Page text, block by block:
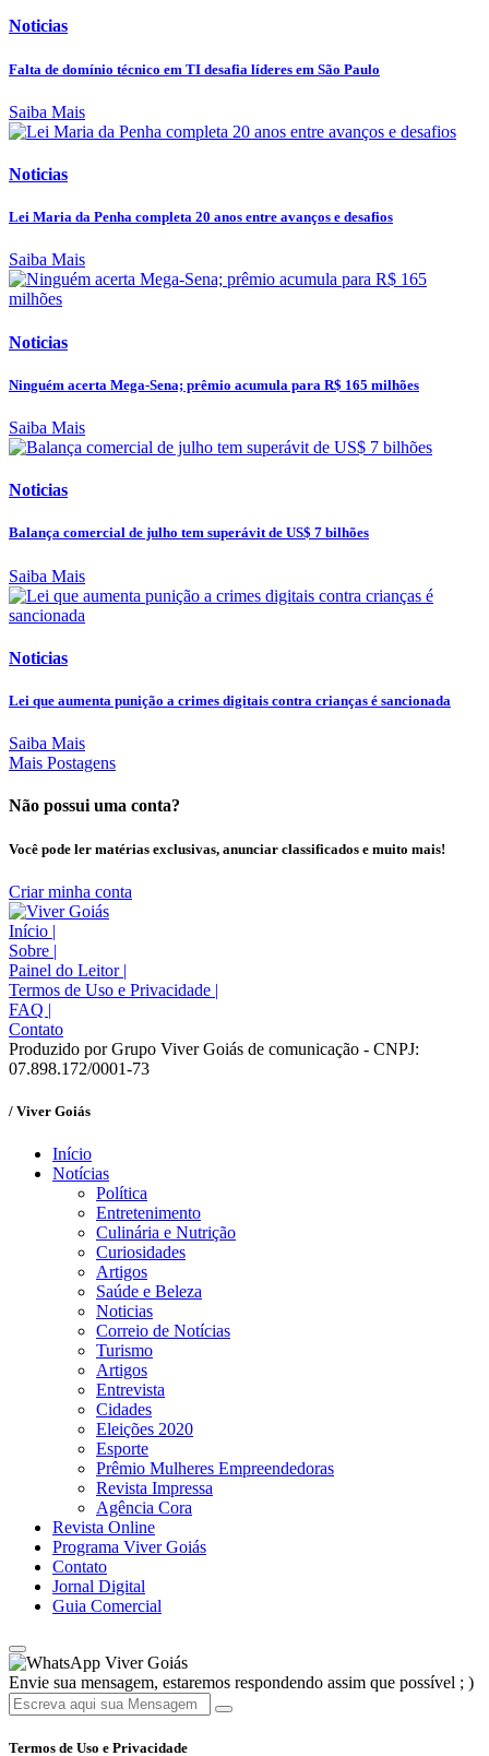
Noticias
Falta de domínio técnico em TI desafia líderes em São Paulo
Saiba Mais
Noticias
Lei Maria da Penha completa 20 anos entre avanços e desafios
Saiba Mais
Noticias
Ninguém acerta Mega-Sena; prêmio acumula para R$ 165 milhões
Saiba Mais
Noticias
Balança comercial de julho tem superávit de US$ 7 bilhões
Saiba Mais
Noticias
Lei que aumenta punição a crimes digitais contra crianças é sancionada
Saiba Mais
Mais Postagens
Não possui uma conta?
Você pode ler matérias exclusivas, anunciar classificados e muito mais!
Criar minha conta
Início |
Sobre |
Painel do Leitor |
Termos de Uso e Privacidade |
FAQ |
Contato
Produzido por Grupo Viver Goiás de comunicação - CNPJ:
07.898.172/0001-73
/ Viver Goiás
Início
Notícias
Política
Entretenimento
Culinária e Nutrição
Curiosidades
Artigos
Saúde e Beleza
Noticias
Correio de Notícias
Turismo
Artigos
Entrevista
Cidades
Eleições 2020
Esporte
Prêmio Mulheres Empreendedoras
Revista Impressa
Agência Cora
Revista Online
Programa Viver Goiás
Contato
Jornal Digital
Guia Comercial
Viver Goiás
Envie sua mensagem, estaremos respondendo assim que possível ; )
Termos de Uso e Privacidade